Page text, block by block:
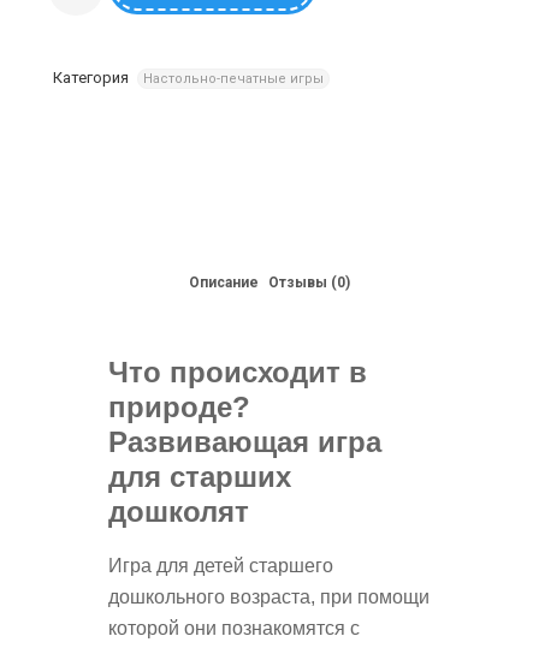
Категория Настольно-печатные игры
Описание Отзывы (0)
Что происходит в
природе?
Развивающая игра
для старших
дошколят
Игра для детей старшего
дошкольного возраста, при помощи
которой они познакомятся с